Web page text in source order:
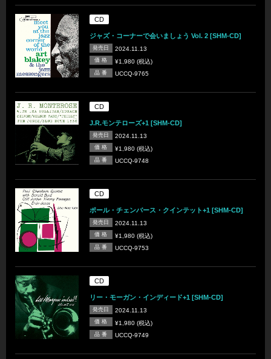
CD
ジャズ・コーナーで会いましょう Vol. 2 [SHM-CD]
発売日 2024.11.13
価 格 ¥1,980 (税込)
品 番 UCCQ-9765
CD
J.R.モンテローズ+1 [SHM-CD]
発売日 2024.11.13
価 格 ¥1,980 (税込)
品 番 UCCQ-9748
CD
ポール・チェンバース・クインテット+1 [SHM-CD]
発売日 2024.11.13
価 格 ¥1,980 (税込)
品 番 UCCQ-9753
CD
リー・モーガン・インディード+1 [SHM-CD]
発売日 2024.11.13
価 格 ¥1,980 (税込)
品 番 UCCQ-9749